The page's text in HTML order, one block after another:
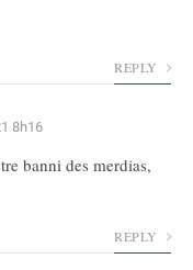
REPLY
8h16
banni des merdias,
REPLY